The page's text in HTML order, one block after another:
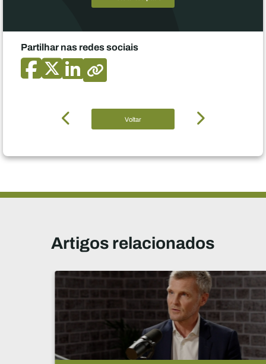
Partilhar nas redes sociais
Voltar
Artigos relacionados